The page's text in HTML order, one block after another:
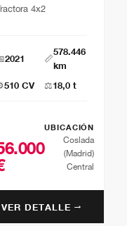
4x2
2021 📏
578.446
km
510 CV ⚖️18,0 t
UBICACIÓN
Coslada
(Madrid)
Central
VER DETALLE →